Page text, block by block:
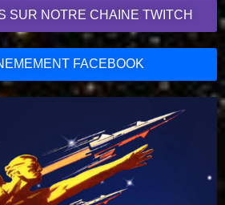
SUR NOTRE CHAINE TWITCH
FACEBOOK